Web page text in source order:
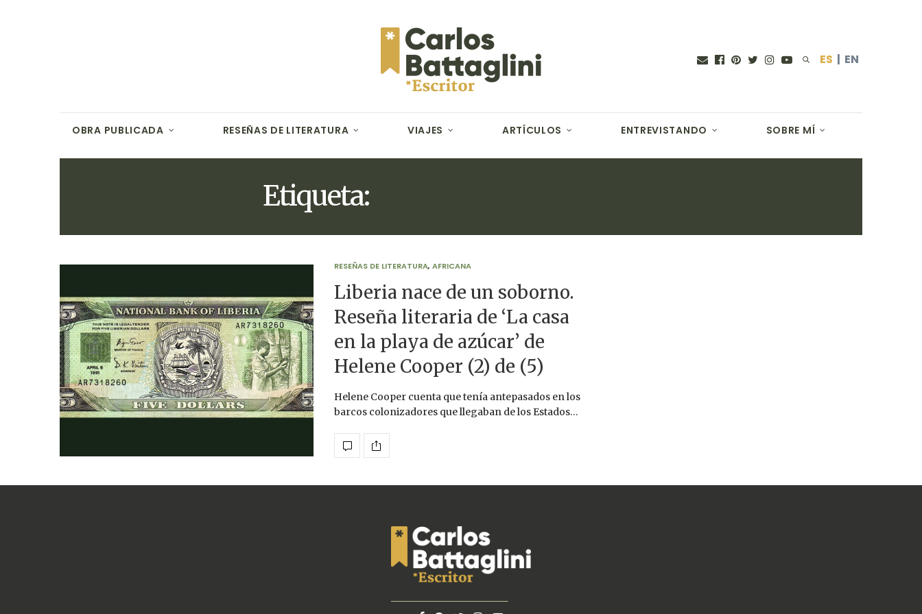
ES | EN
OBRA PUBLICADA RESEÑAS DE LITERATURA VIAJES ARTÍCULOS ENTREVISTANDO SOBRE MÍ
Etiqueta:
RESEÑAS DE LITERATURA, AFRICANA
Liberia nace de un soborno.
Reseña literaria de ‘La casa
en la playa de azúcar’ de
Helene Cooper (2) de (5)
Helene Cooper cuenta que tenía antepasados en los
barcos colonizadores que llegaban de los Estados…